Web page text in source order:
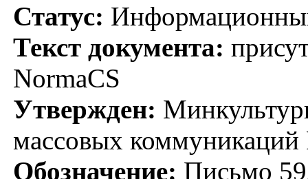
Статус:
Текст документа:
NormaCS
Утвержден:
массовых
Обозначение: Письмо